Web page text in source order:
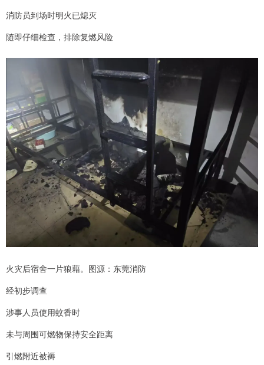
消防员到场时明火已熄灭
随即仔细检查，排除复燃风险
火灾后宿舍一片狼藉。图源：东莞消防
经初步调查
涉事人员使用蚊香时
未与周围可燃物保持安全距离
引燃附近被褥